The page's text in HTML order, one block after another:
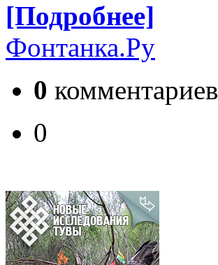
[Подробнее]
Фонтанка.Ру
0 комментариев
0